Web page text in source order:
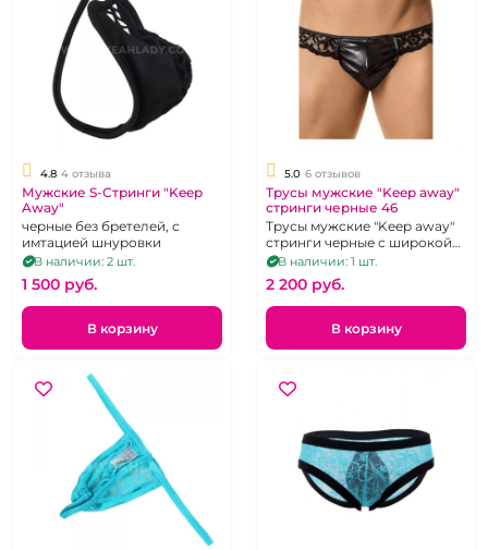
4.8 4 отзыва
Мужские S-Стринги "Keep
Away"
черные без бретелей, с
имтацией шнуровки
В наличии: 2 шт.
1 500 pуб.
В корзину
5.0 6 отзывов
Трусы мужские "Keep away"
стринги черные 46
Трусы мужские "Keep away"
стринги черные c широкой
кружевной резинкой. р. 46
В наличии: 1 шт.
2 200 pуб.
В корзину